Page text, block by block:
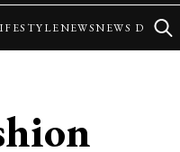
NEWSNEWS